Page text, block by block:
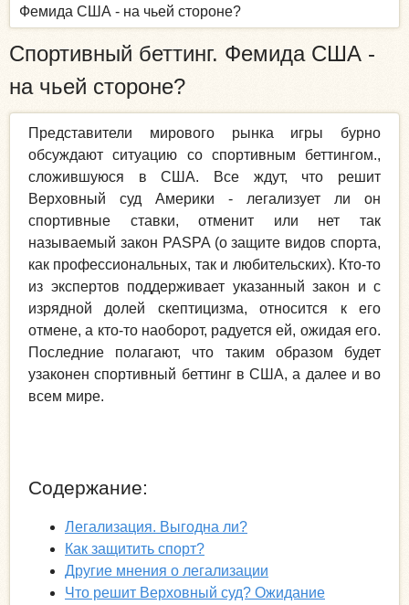
Фемида США - на чьей стороне?
Спортивный беттинг. Фемида США -
на чьей стороне?
Представители мирового рынка игры бурно
обсуждают ситуацию со спортивным беттингом.,
сложившуюся в США. Все ждут, что решит
Верховный суд Америки - легализует ли он
спортивные ставки, отменит или нет так
называемый закон PASPA (о защите видов спорта,
как профессиональных, так и любительских). Кто-то
из экспертов поддерживает указанный закон и с
изрядной долей скептицизма, относится к его
отмене, а кто-то наоборот, радуется ей, ожидая его.
Последние полагают, что таким образом будет
узаконен спортивный беттинг в США, а далее и во
всем мире.
Содержание:
Легализация. Выгодна ли?
Как защитить спорт?
Другие мнения о легализации
Что решит Верховный суд? Ожидание